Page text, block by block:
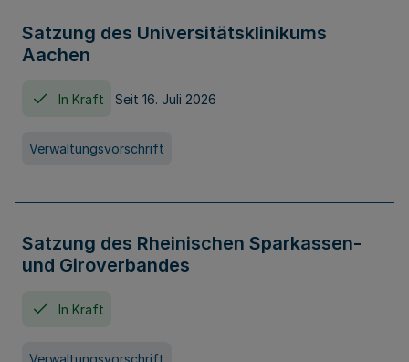
Satzung des Universitätsklinikums
Aachen
In Kraft Seit 16. Juli 2026
Verwaltungsvorschrift
Satzung des Rheinischen Sparkassen-
und Giroverbandes
In Kraft
Verwaltungsvorschrift